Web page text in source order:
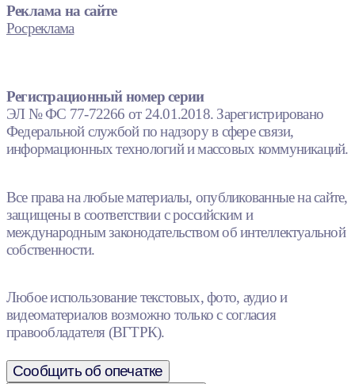
Реклама на сайте
Росреклама
Регистрационный номер серии
ЭЛ № ФС 77-72266 от 24.01.2018. Зарегистрировано
Федеральной службой по надзору в сфере связи,
информационных технологий и массовых коммуникаций.
Все права на любые материалы, опубликованные на сайте,
защищены в соответствии с российским и
международным законодательством об интеллектуальной
собственности.
Любое использование текстовых, фото, аудио и
видеоматериалов возможно только с согласия
правообладателя (ВГТРК).
Сообщить об опечатке